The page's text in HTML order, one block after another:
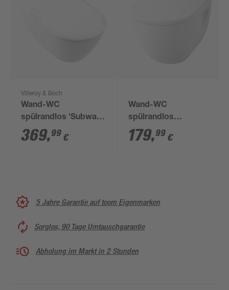
Villeroy & Boch
Wand-WC
spülrandlos 'Subway
2.0' inklusive WC-Sitz
weiß
369,99 €
Wand-WC
spülrandlos
'Lissabon' inklusive
WC-Sitz weiß
179,99 €
5 Jahre Garantie auf toom Eigenmarken
Sorglos, 90 Tage Umtauschgarantie
Abholung im Markt in 2 Stunden